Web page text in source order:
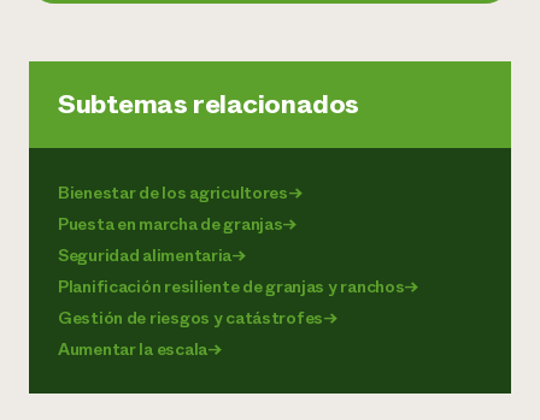
Subtemas relacionados
Bienestar de los agricultores→
Puesta en marcha de granjas→
Seguridad alimentaria→
Planificación resiliente de granjas y ranchos→
Gestión de riesgos y catástrofes→
Aumentar la escala→